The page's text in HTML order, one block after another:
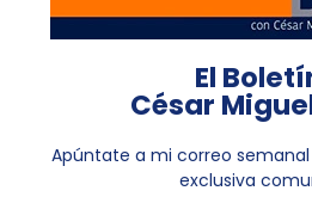
El
César
Apúntate a mi correo
exclusiva